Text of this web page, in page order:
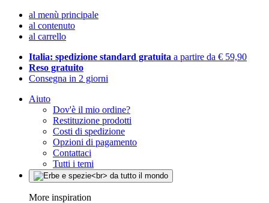
al menù principale
al contenuto
al carrello
Italia: spedizione standard gratuita a partire da € 59,90
Reso gratuito
Consegna in 2 giorni
Aiuto
Dov'è il mio ordine?
Restituzione prodotti
Costi di spedizione
Opzioni di pagamento
Contattaci
Tutti i temi
More inspiration